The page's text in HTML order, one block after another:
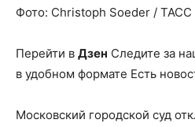
Фото: Christoph Soeder / ТАСС
Перейти в Дзен Следите за
в удобном формате Есть
Московский городской суд